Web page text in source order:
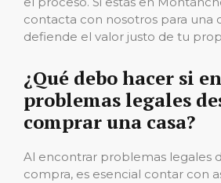
contacta con nosotros para una
defiende el valor justo de tu
¿Qué debo hacer si
problemas legales
comprar una casa?
Al encontrar problemas legales
compra, es esencial contar con